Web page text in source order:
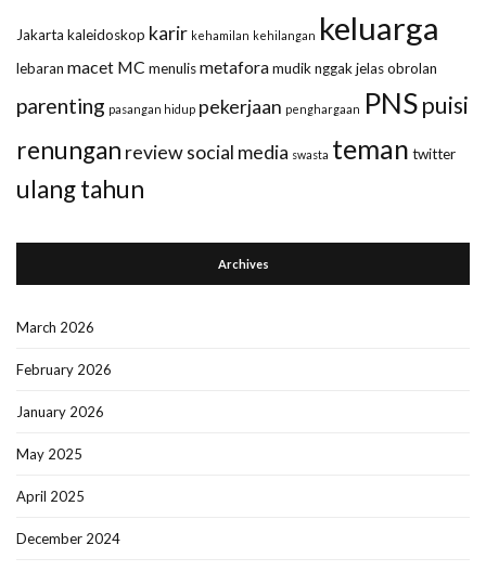
Jakarta kaleidoskop karir kehamilan kehilangan keluarga
lebaran macet MC menulismetaforamudiknggak jelasobrolan
parenting pasangan hidup pekerjaan penghargaan PNSpuisi
renungan reviewsocial media swasta teman twitter
ulang tahun
Archives
March 2026
February 2026
January 2026
May 2025
April 2025
December 2024